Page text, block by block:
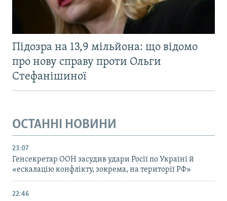
Підозра на 13,9 мільйона: що відомо
про нову справу проти Ольги
Стефанішиної
ОСТАННІ НОВИНИ
23:07
Генсекретар ООН засудив удари Росії по Україні й
«ескалацію конфлікту, зокрема, на території РФ»
22:46